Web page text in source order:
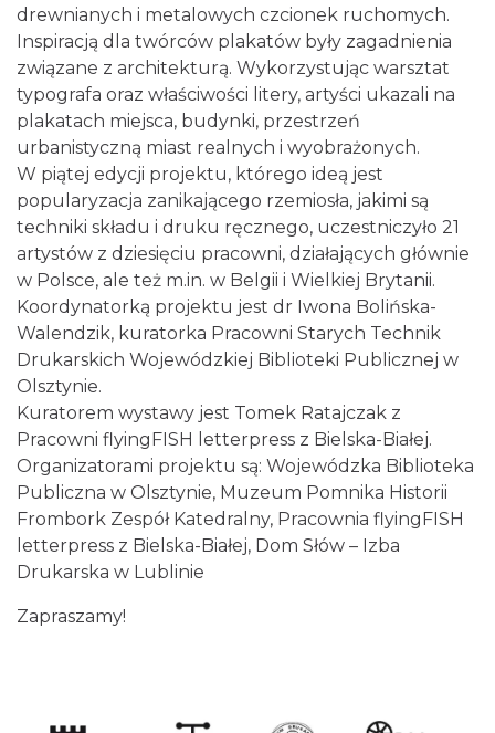
Cieszyn
2026-08-07
0.09 km
Cieszyn
2026-08-14
0.09 km
Cieszyn
2026-08-21
0.09 km
2026-08-28
0.09 km
drewnianych i metalowych czcionek ruchomych.
Inspiracją dla twórców plakatów były zagadnienia
związane z architekturą. Wykorzystując warsztat
typografa oraz właściwości litery, artyści ukazali na
plakatach miejsca, budynki, przestrzeń
urbanistyczną miast realnych i wyobrażonych.
W piątej edycji projektu, którego ideą jest
popularyzacja zanikającego rzemiosła, jakimi są
techniki składu i druku ręcznego, uczestniczyło 21
artystów z dziesięciu pracowni, działających głównie
w Polsce, ale też m.in. w Belgii i Wielkiej Brytanii.
Koordynatorką projektu jest dr Iwona Bolińska-
Walendzik, kuratorka Pracowni Starych Technik
Drukarskich Wojewódzkiej Biblioteki Publicznej w
Olsztynie.
Kuratorem wystawy jest Tomek Ratajczak z
Pracowni flyingFISH letterpress z Bielska-Białej.
Organizatorami projektu są: Wojewódzka Biblioteka
Publiczna w Olsztynie, Muzeum Pomnika Historii
Frombork Zespół Katedralny, Pracownia flyingFISH
letterpress z Bielska-Białej, Dom Słów – Izba
Drukarska w Lublinie
Zapraszamy!